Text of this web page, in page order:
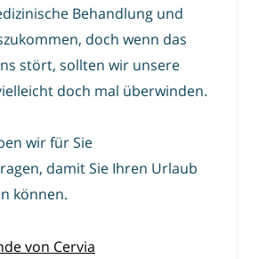
Behandlung und
doch wenn das
stört, sollten wir unsere
doch mal überwinden.
wir für Sie
damit Sie Ihren Urlaub
können.
von Cervia